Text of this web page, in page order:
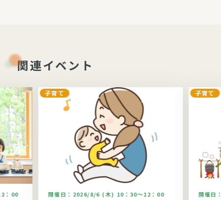
関連イベント
：00
子育て
開催日： 2026/8/6 (木) 10：30～12：00
子育て
開催日